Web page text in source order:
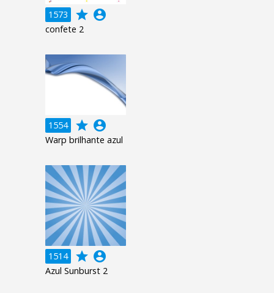
1573 grade account_circle
confete 2
1554 grade account_circle
Warp brilhante azul
1514 grade account_circle
Azul Sunburst 2